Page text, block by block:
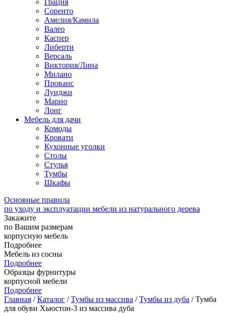
Грация
Соренто
Амелия/Камила
Валео
Каспер
Либерти
Версаль
Виктория/Лина
Милано
Прованс
Луиджи
Марио
Лонг
Мебель для дачи
Комоды
Кровати
Кухонные уголки
Столы
Стулья
Тумбы
Шкафы
Основные правила
по уходу и эксплуатации мебели из натурального дерева
Закажите
по Вашим размерам
корпусную мебель
Подробнее
Мебель из сосны
Подробнее
Образцы фурнитуры
корпусной мебели
Подробнее
Главная /Каталог /Тумбы из массива /Тумбы из дуба / Тумба
для обуви Хьюстон-3 из массива дуба